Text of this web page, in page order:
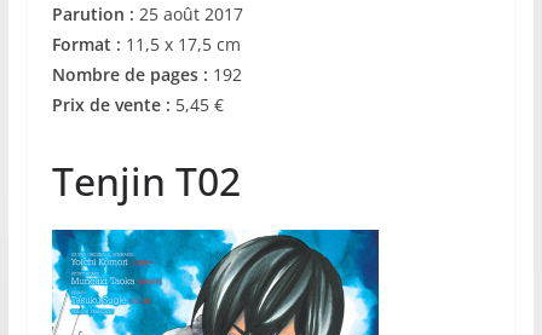
Parution : 25 août 2017
Format : 11,5 x 17,5 cm
Nombre de pages : 192
Prix de vente : 5,45 €
Tenjin T02